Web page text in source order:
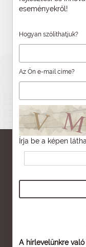
eseményekről!
Hogyan szólíthatjuk?
Az Ön e-mail címe?
Írja be a képen
A hírlevelünkre